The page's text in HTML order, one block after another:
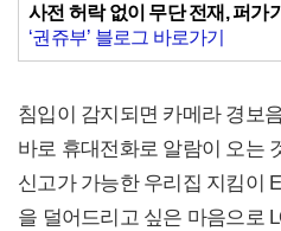
사전 허락 없이 무단 전재, 퍼가
‘권쥬부’ 블로그 바로가기
침입이 감지되면 카메라 경보
바로 휴대전화로 알람이 오는
신고가 가능한 우리집 지킴이
을 덜어드리고 싶은 마음으로